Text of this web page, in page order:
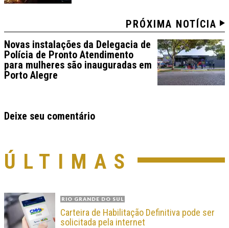
PRÓXIMA NOTÍCIA
Novas instalações da Delegacia de
Polícia de Pronto Atendimento
para mulheres são inauguradas em
Porto Alegre
Deixe seu comentário
ÚLTIMAS
RIO GRANDE DO SUL
Carteira de Habilitação Definitiva pode ser
solicitada pela internet